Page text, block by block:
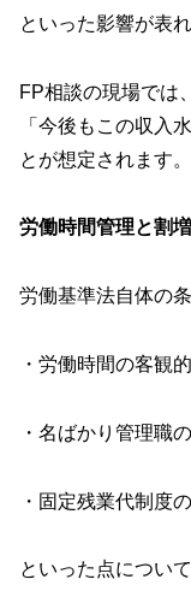
といった影響が表
FP相談の現場では
「今後もこの収入
とが想定されます。
労働時間管理と割
労働基準法自体の
・労働時間の客観
・名ばかり管理職
・固定残業代制度
といった点につい